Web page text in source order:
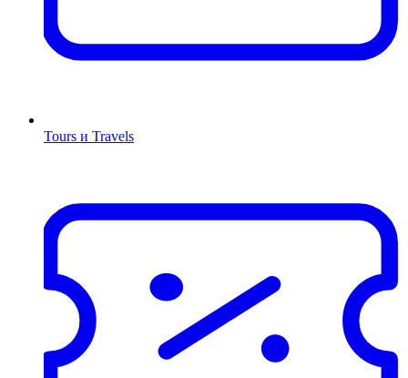
Tours и Travels